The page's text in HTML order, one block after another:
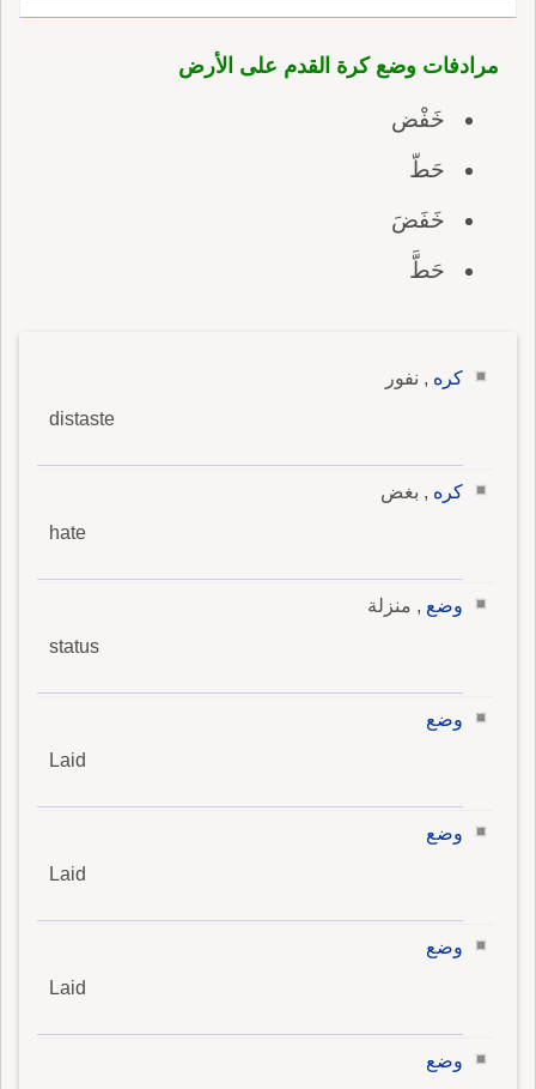
مرادفات وضع كرة القدم على الأرض
خَفْض
حَطّ
خَفَضَ
حَطَّ
كره , نفور
distaste
كره , بغض
hate
وضع , منزلة
status
وضع
Laid
وضع
Laid
وضع
Laid
وضع